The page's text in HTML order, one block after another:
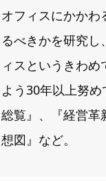
オフィスにかかわ
るべきかを研究
ィスというきわ
よう30年以上努
総覧』、『経営革
想図』など。